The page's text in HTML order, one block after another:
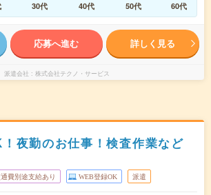
30代 40代 50代 60代
応募へ進む 詳しく見る
派遣会社 株式会社テクノ・サービス
夜勤のお仕事！検査作業など
費別途支給あり WEB登録OK 派遣